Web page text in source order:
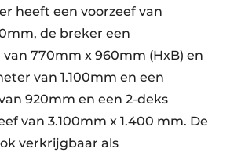
heeft een voorzeef van
de breker een
770mm x 960mm (HxB) en
van 1.100mm en een
920mm en een 2-deks
van 3.100mm x 1.400 mm. De
verkrijgbaar als